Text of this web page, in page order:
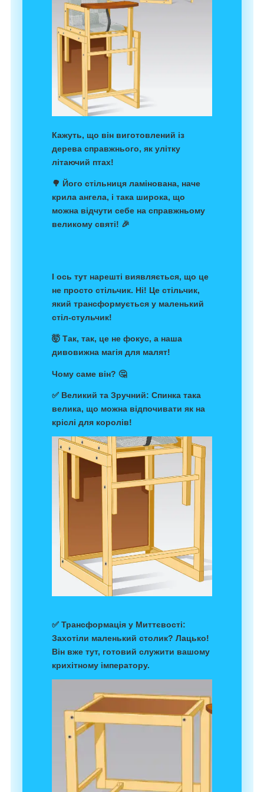
Кажуть, що він виготовлений із
дерева справжнього, як улітку
літаючий птах!
🌳 Його стільниця ламінована, наче
крила ангела, і така широка, що
можна відчути себе на справжньому
великому святі! 🎉
І ось тут нарешті виявляється, що це
не просто стільчик. Ні! Це стільчик,
який трансформується у маленький
стіл-стульчик!
🤯 Так, так, це не фокус, а наша
дивовижна магія для малят!
Чому саме він? 🤔
✅ Великий та Зручний: Спинка така
велика, що можна відпочивати як на
кріслі для королів!
✅ Трансформація у Миттєвості:
Захотіли маленький столик? Лацько!
Він вже тут, готовий служити вашому
крихітному імператору.